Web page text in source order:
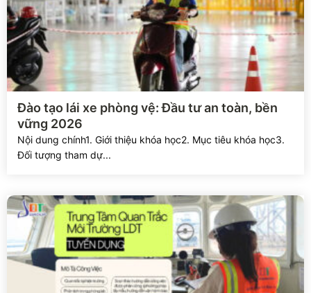
Xem chi tiết
Đào tạo lái xe phòng vệ: Đầu tư an toàn, bền
vững 2026
Nội dung chính1. Giới thiệu khóa học2. Mục tiêu khóa học3.
Đối tượng tham dự...